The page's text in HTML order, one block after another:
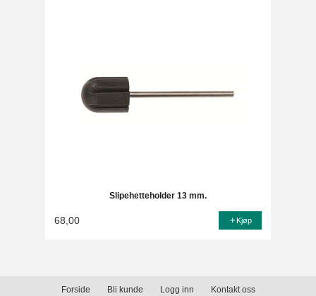
Slipehetteholder 13 mm.
68,00 Kjøp
Forside Bli kunde Logg inn Kontakt oss